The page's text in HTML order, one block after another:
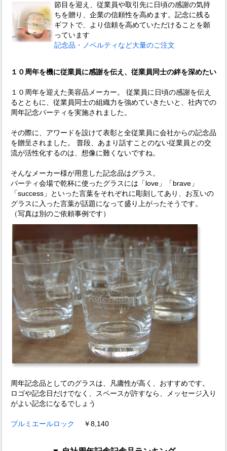
節目を迎え、従業員や取引先に日頃の感謝の気持
ちを贈り、企業の信頼性を高めます。記念に残る
ギフトで、より信頼を高めていただけることを願
っています
記念品・ノベルティなど大量のご注文
１０周年を機に従業員に感謝を伝え、従業員同士の絆を深めたい
１０周年を迎えた美容品メーカー。 従業員に日頃の感謝を伝え
るとともに、従業員同士の組織力を強めていきたいと、社内での
周年記念パーティを実施されました。
その際に、アワードを設けて表彰と全従業員に会社からの記念品
を贈呈されました。 普段、あまり話すことのない従業員との交
流が活性化するのは、想像に難くないですね。
そんなメーカー様が用意した記念品はグラス。
パーティ会場で乾杯に使ったグラスには「love」「brave」
「success」といった言葉をそれぞれに彫刻してあり、お互いの
グラスに入った言葉が話題になって盛り上がったそうです。
（写真は別のご依頼事例です）
周年記念品としてのグラスは、凡庸性が高く、おすすめです。
ロゴや記念日だけでなく、スペースが許すなら、メッセージ入り
がよい記念になるでしょう
プルミエールロック ￥8,140